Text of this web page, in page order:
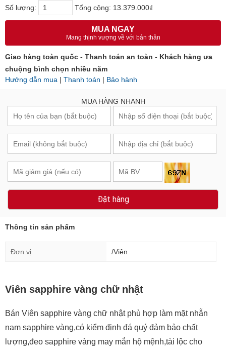
Số lượng:
Tổng cộng: 13.379.000₫
MUA NGAY
Mang thịnh vượng về với bản thân
Giao hàng toàn quốc - Thanh toán an toàn - Khách hàng ưa
chuộng bình chọn nhiều năm
Hướng dẫn mua | Thanh toán | Bảo hành
MUA HÀNG NHANH
Đặt hàng
Thông tin sản phẩm
Đơn vị /Viên
Viên sapphire vàng chữ nhật
Bán Viên sapphire vàng chữ nhật phù hợp làm mặt nhẫn
nam sapphire vàng,có kiểm định đá quý đảm bảo chất
lượng,đeo sapphire vàng may mắn hộ mệnh,tài lộc cho